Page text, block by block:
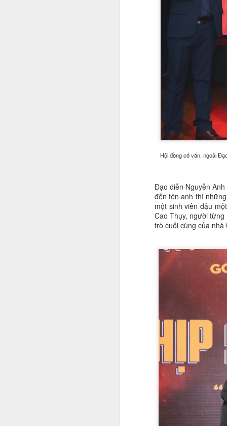
Hội đồng cố vấn, ngoài
Đạo diễn Nguyễn
đến tên anh thì
một sinh viên đậu
Cao Thụy, người
trò cuối cùng của
Á